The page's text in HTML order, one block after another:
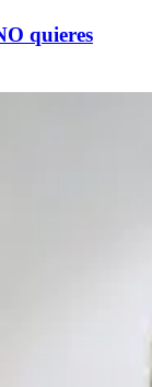
quieres